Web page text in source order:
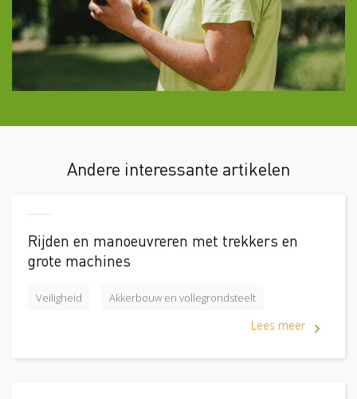
Andere interessante artikelen
Rijden en manoeuvreren met trekkers en
grote machines
Veiligheid Akkerbouw en vollegrondsteelt
Lees meer